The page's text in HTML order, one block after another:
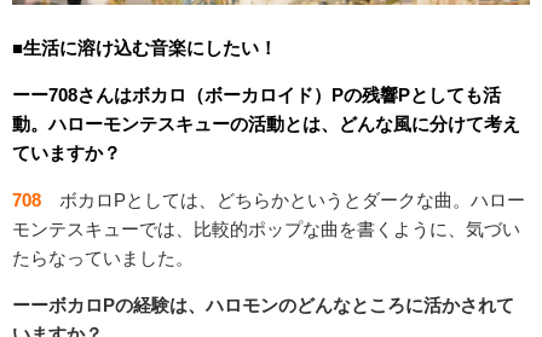
■生活に溶け込む音楽にしたい！
ーー708さんはボカロ（ボーカロイド）Pの残響Pとしても活
動。ハローモンテスキューの活動とは、どんな風に分けて考え
ていますか？
708
ボカロPとしては、どちらかというとダークな曲。ハロー
モンテスキューでは、比較的ポップな曲を書くように、気づい
たらなっていました。
ーーボカロPの経験は、ハロモンのどんなところに活かされて